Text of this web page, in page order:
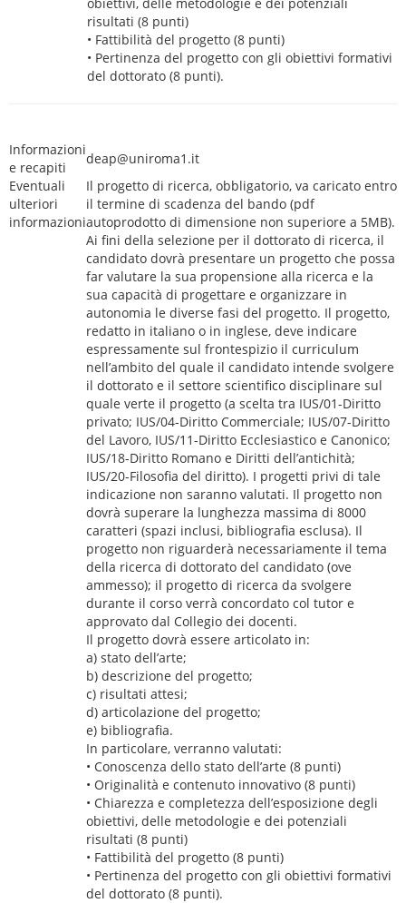
risultati (8 punti)
• Fattibilità del progetto (8 punti)
• Pertinenza del progetto con gli obiettivi formativi
del dottorato (8 punti).
Informazioni
e recapiti
deap@uniroma1.it
Eventuali
ulteriori
informazioni
Il progetto di ricerca, obbligatorio, va caricato entro
il termine di scadenza del bando (pdf
autoprodotto di dimensione non superiore a 5MB).
Ai fini della selezione per il dottorato di ricerca, il
candidato dovrà presentare un progetto che possa
far valutare la sua propensione alla ricerca e la
sua capacità di progettare e organizzare in
autonomia le diverse fasi del progetto. Il progetto,
redatto in italiano o in inglese, deve indicare
espressamente sul frontespizio il curriculum
nell’ambito del quale il candidato intende svolgere
il dottorato e il settore scientifico disciplinare sul
quale verte il progetto (a scelta tra IUS/01-Diritto
privato; IUS/04-Diritto Commerciale; IUS/07-Diritto
del Lavoro, IUS/11-Diritto Ecclesiastico e Canonico;
IUS/18-Diritto Romano e Diritti dell’antichità;
IUS/20-Filosofia del diritto). I progetti privi di tale
indicazione non saranno valutati. Il progetto non
dovrà superare la lunghezza massima di 8000
caratteri (spazi inclusi, bibliografia esclusa). Il
progetto non riguarderà necessariamente il tema
della ricerca di dottorato del candidato (ove
ammesso); il progetto di ricerca da svolgere
durante il corso verrà concordato col tutor e
approvato dal Collegio dei docenti.
Il progetto dovrà essere articolato in:
a) stato dell’arte;
b) descrizione del progetto;
c) risultati attesi;
d) articolazione del progetto;
e) bibliografia.
In particolare, verranno valutati:
• Conoscenza dello stato dell’arte (8 punti)
• Originalità e contenuto innovativo (8 punti)
• Chiarezza e completezza dell’esposizione degli
obiettivi, delle metodologie e dei potenziali
risultati (8 punti)
• Fattibilità del progetto (8 punti)
• Pertinenza del progetto con gli obiettivi formativi
del dottorato (8 punti).